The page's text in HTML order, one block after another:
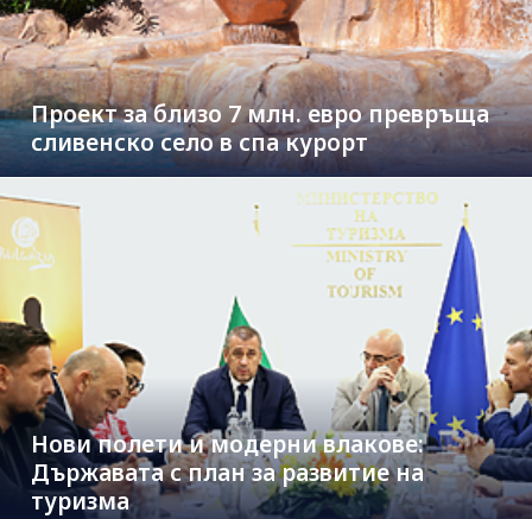
Проект за близо 7 млн. евро превръща
сливенско село в спа курорт
Нови полети и модерни влакове:
Държавата с план за развитие на
туризма